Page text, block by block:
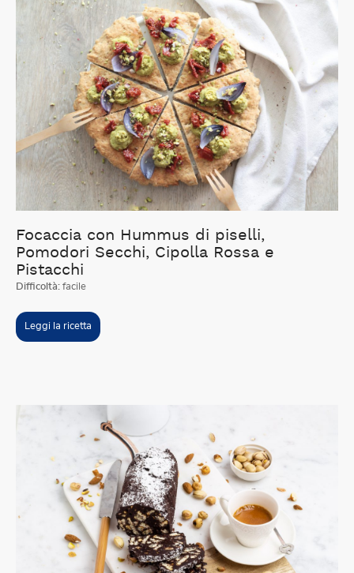
Focaccia con Hummus di piselli,
Pomodori Secchi, Cipolla Rossa e
Pistacchi
Difficoltà: facile
Leggi la ricetta